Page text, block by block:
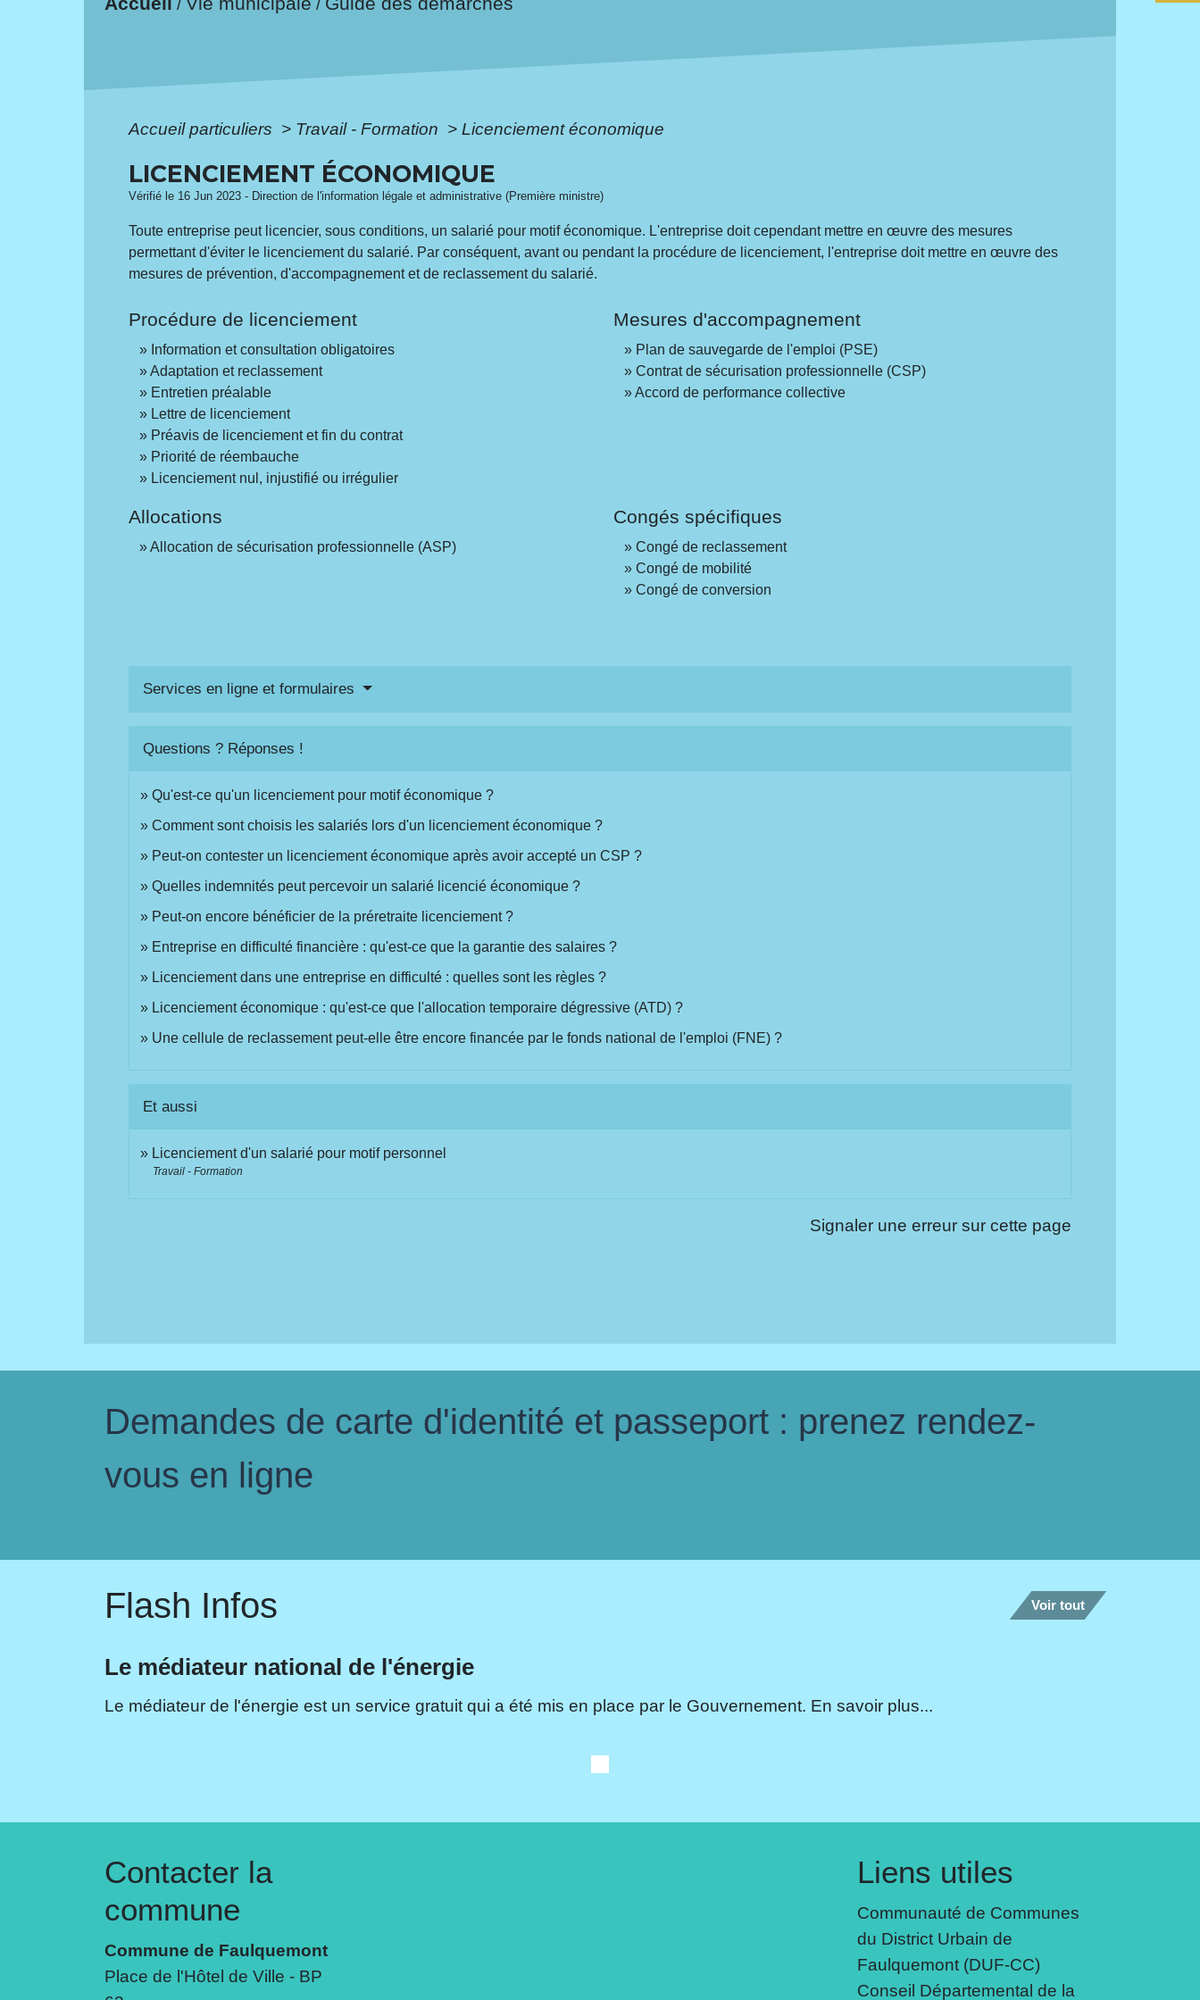
/ /
Accueil particuliers > Travail - Formation > Licenciement économique
LICENCIEMENT ÉCONOMIQUE
Vérifié le 16 Jun 2023 - Direction de l'information légale et administrative (Première ministre)
Toute entreprise peut licencier, sous conditions, un salarié pour motif économique. L'entreprise doit cependant mettre en œuvre des mesures
permettant d'éviter le licenciement du salarié. Par conséquent, avant ou pendant la procédure de licenciement, l'entreprise doit mettre en œuvre des
mesures de prévention, d'accompagnement et de reclassement du salarié.
Procédure de licenciement
Information et consultation obligatoires
Adaptation et reclassement
Entretien préalable
Lettre de licenciement
Préavis de licenciement et fin du contrat
Priorité de réembauche
Licenciement nul, injustifié ou irrégulier
Mesures d'accompagnement
Plan de sauvegarde de l'emploi (PSE)
Contrat de sécurisation professionnelle (CSP)
Accord de performance collective
Allocations
Allocation de sécurisation professionnelle (ASP)
Congés spécifiques
Congé de reclassement
Congé de mobilité
Congé de conversion
Services en ligne et formulaires
Questions ? Réponses !
Qu'est-ce qu'un licenciement pour motif économique ?
Comment sont choisis les salariés lors d'un licenciement économique ?
Peut-on contester un licenciement économique après avoir accepté un CSP ?
Quelles indemnités peut percevoir un salarié licencié économique ?
Peut-on encore bénéficier de la préretraite licenciement ?
Entreprise en difficulté financière : qu'est-ce que la garantie des salaires ?
Licenciement dans une entreprise en difficulté : quelles sont les règles ?
Licenciement économique : qu'est-ce que l'allocation temporaire dégressive (ATD) ?
Une cellule de reclassement peut-elle être encore financée par le fonds national de l'emploi (FNE) ?
Et aussi
Licenciement d'un salarié pour motif personnel
Travail - Formation
Signaler une erreur sur cette page
Demandes de carte d'identité et passeport : prenez rendez-
vous en ligne
Flash Infos Voir tout
Le médiateur national de l'énergie
Le médiateur de l'énergie est un service gratuit qui a été mis en place par le Gouvernement. En savoir plus...
Contacter la
commune
Commune de Faulquemont
Place de l'Hôtel de Ville - BP
Liens utiles
Communauté de Communes
du District Urbain de
Faulquemont (DUF-CC)
Conseil Départemental de la